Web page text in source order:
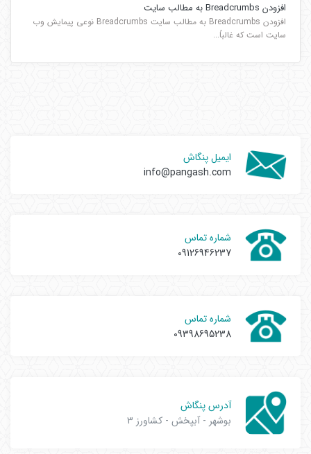
افزودن Breadcrumbs به مطالب سایت
افزودن Breadcrumbs به مطالب سایت Breadcrumbs نوعی پیمایش وب
سایت است که غالباً...
ایمیل پنگاش
info@pangash.com
شماره تماس
09126946237
شماره تماس
09398695238
آدرس پنگاش
بوشهر - آبپخش - کشاورز 3